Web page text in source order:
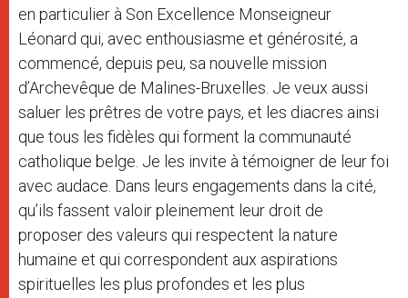
en particulier à Son Excellence Monseigneur
Léonard qui, avec enthousiasme et générosité, a
commencé, depuis peu, sa nouvelle mission
d’Archevêque de Malines-Bruxelles. Je veux aussi
saluer les prêtres de votre pays, et les diacres ainsi
que tous les fidèles qui forment la communauté
catholique belge. Je les invite à témoigner de leur foi
avec audace. Dans leurs engagements dans la cité,
qu’ils fassent valoir pleinement leur droit de
proposer des valeurs qui respectent la nature
humaine et qui correspondent aux aspirations
spirituelles les plus profondes et les plus